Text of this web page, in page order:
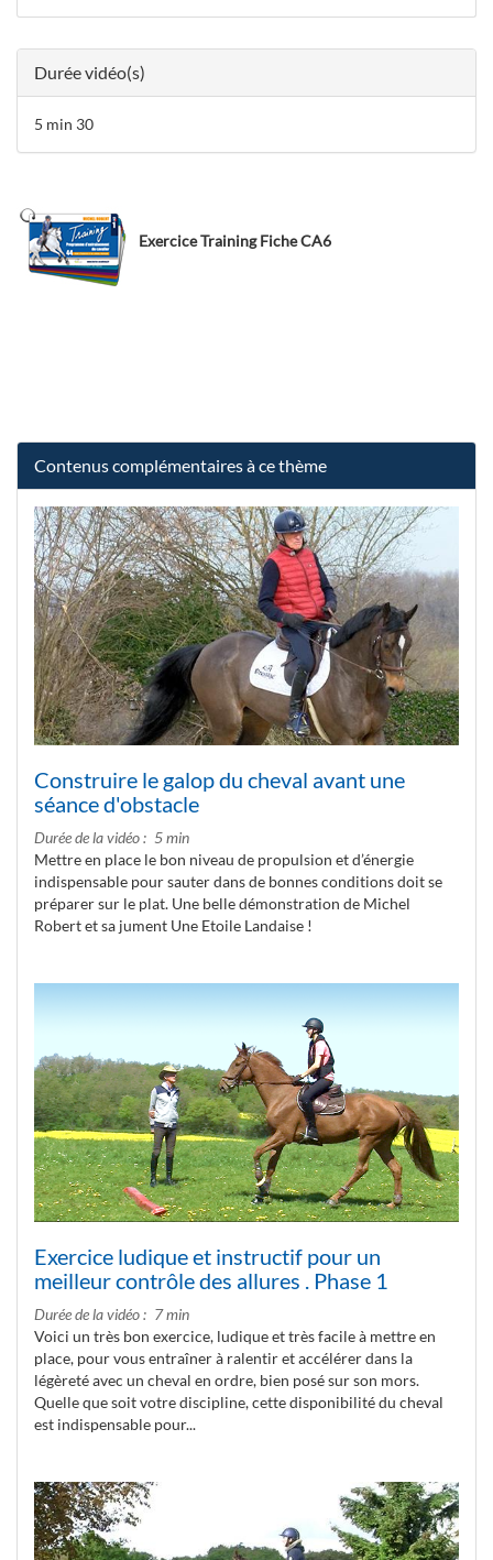
Durée vidéo(s)
5 min 30
Exercice Training Fiche CA6
Contenus complémentaires à ce thème
Construire le galop du cheval avant une
séance d'obstacle
Durée de la vidéo
5 min
Mettre en place le bon niveau de propulsion et d’énergie
indispensable pour sauter dans de bonnes conditions doit se
préparer sur le plat. Une belle démonstration de Michel
Robert et sa jument Une Etoile Landaise !
Exercice ludique et instructif pour un
meilleur contrôle des allures . Phase 1
Durée de la vidéo
7 min
Voici un très bon exercice, ludique et très facile à mettre en
place, pour vous entraîner à ralentir et accélérer dans la
légèreté avec un cheval en ordre, bien posé sur son mors.
Quelle que soit votre discipline, cette disponibilité du cheval
est indispensable pour...